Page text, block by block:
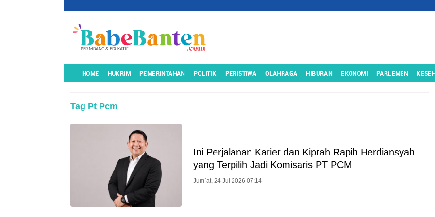
HOME HUKRIM PEMERINTAHAN POLITIK PERISTIWA OLAHRAGA HIBURAN EKONOMI PARLEMEN
Tag Pt Pcm
Ini Perjalanan Karier dan Kiprah Rapih Herdiansyah
yang Terpilih Jadi Komisaris PT PCM
Jum`at, 24 Jul 2026 07:14